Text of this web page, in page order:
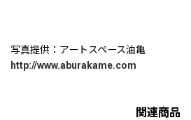
写真提供：アートスペース油亀
http://www.aburakame.com
関連商品